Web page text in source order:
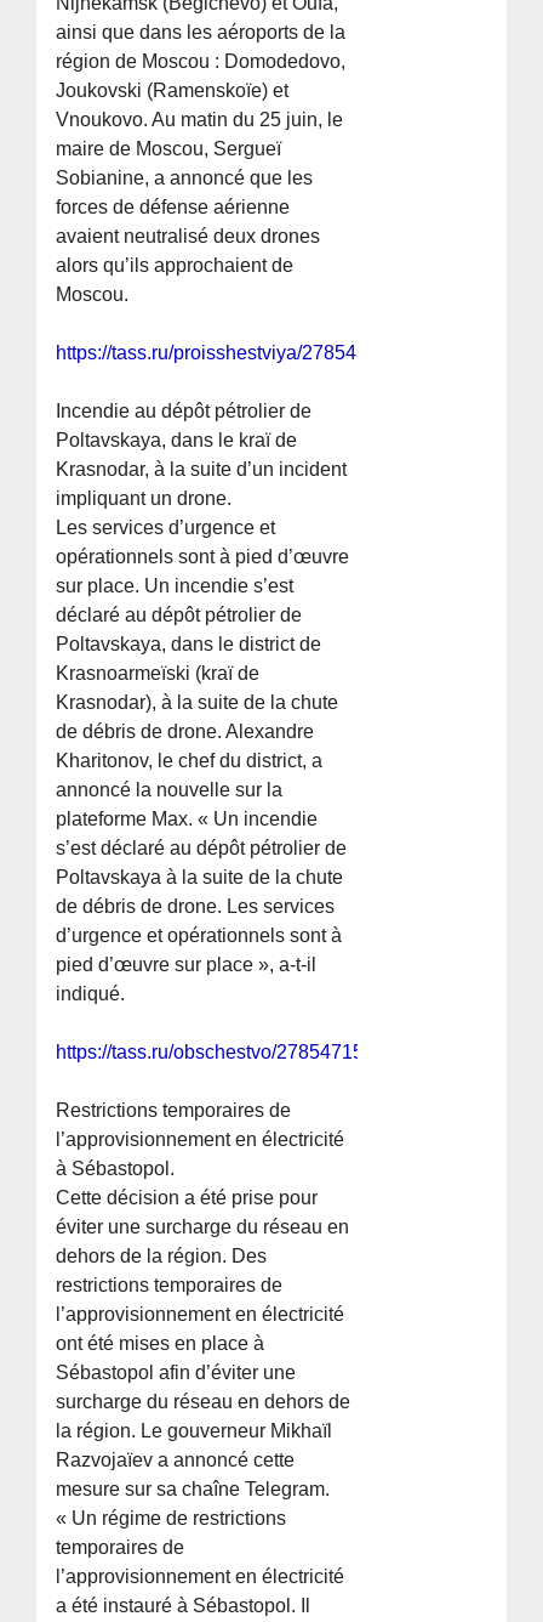
ainsi que dans les aéroports de la
région de Moscou : Domodedovo,
Joukovski (Ramenskoïe) et
Vnoukovo. Au matin du 25 juin, le
maire de Moscou, Sergueï
Sobianine, a annoncé que les
forces de défense aérienne
avaient neutralisé deux drones
alors qu’ils approchaient de
Moscou.
https://tass.ru/proisshestviya/27854363
Incendie au dépôt pétrolier de
Poltavskaya, dans le kraï de
Krasnodar, à la suite d’un incident
impliquant un drone.
Les services d’urgence et
opérationnels sont à pied d’œuvre
sur place. Un incendie s’est
déclaré au dépôt pétrolier de
Poltavskaya, dans le district de
Krasnoarmeïski (kraï de
Krasnodar), à la suite de la chute
de débris de drone. Alexandre
Kharitonov, le chef du district, a
annoncé la nouvelle sur la
plateforme Max. « Un incendie
s’est déclaré au dépôt pétrolier de
Poltavskaya à la suite de la chute
de débris de drone. Les services
d’urgence et opérationnels sont à
pied d’œuvre sur place », a-t-il
indiqué.
https://tass.ru/obschestvo/27854715
Restrictions temporaires de
l’approvisionnement en électricité
à Sébastopol.
Cette décision a été prise pour
éviter une surcharge du réseau en
dehors de la région. Des
restrictions temporaires de
l’approvisionnement en électricité
ont été mises en place à
Sébastopol afin d’éviter une
surcharge du réseau en dehors de
la région. Le gouverneur Mikhaïl
Razvojaïev a annoncé cette
mesure sur sa chaîne Telegram.
« Un régime de restrictions
temporaires de
l’approvisionnement en électricité
a été instauré à Sébastopol. Il